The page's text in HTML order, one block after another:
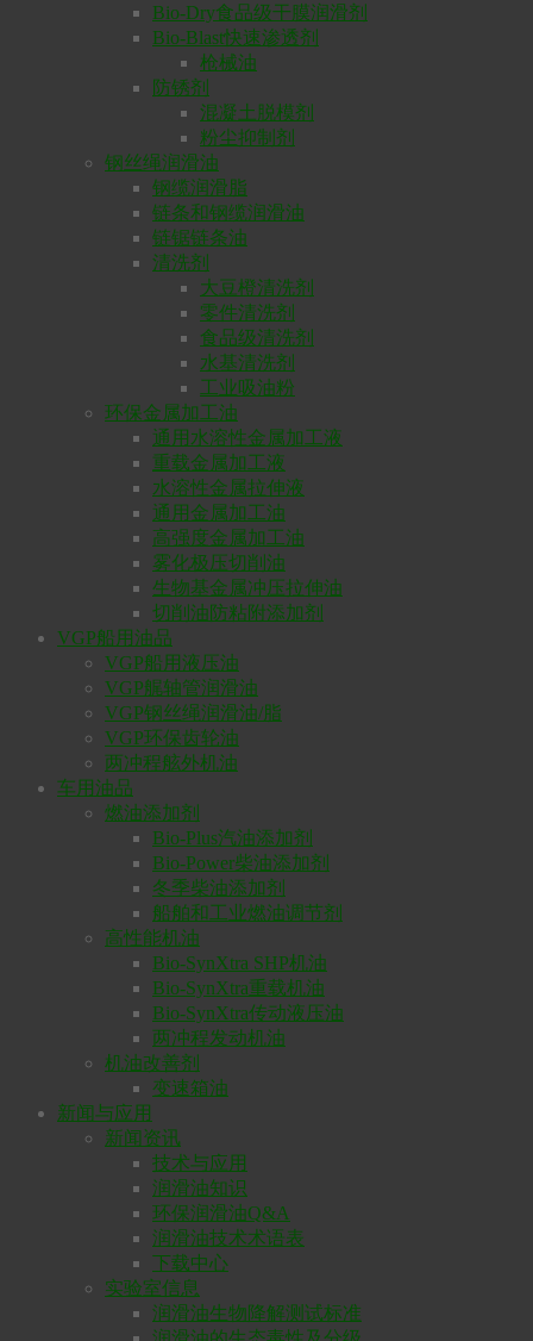
Bio-Dry食品级干膜润滑剂
Bio-Blast快速渗透剂
枪械油
防锈剂
混凝土脱模剂
粉尘抑制剂
钢丝绳润滑油
钢缆润滑脂
链条和钢缆润滑油
链锯链条油
清洗剂
大豆橙清洗剂
零件清洗剂
食品级清洗剂
水基清洗剂
工业吸油粉
环保金属加工油
通用水溶性金属加工液
重载金属加工液
水溶性金属拉伸液
通用金属加工油
高强度金属加工油
雾化极压切削油
生物基金属冲压拉伸油
切削油防粘附添加剂
VGP船用油品
VGP船用液压油
VGP艉轴管润滑油
VGP钢丝绳润滑油/脂
VGP环保齿轮油
两冲程舷外机油
车用油品
燃油添加剂
Bio-Plus汽油添加剂
Bio-Power柴油添加剂
冬季柴油添加剂
船舶和工业燃油调节剂
高性能机油
Bio-SynXtra SHP机油
Bio-SynXtra重载机油
Bio-SynXtra传动液压油
两冲程发动机油
机油改善剂
变速箱油
新闻与应用
新闻资讯
技术与应用
润滑油知识
环保润滑油Q&A
润滑油技术术语表
下载中心
实验室信息
润滑油生物降解测试标准